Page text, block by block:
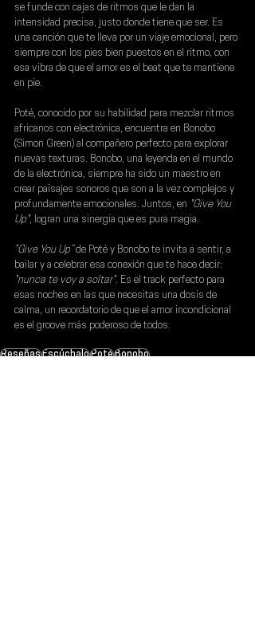
se funde con cajas de ritmos que le dan la
intensidad precisa, justo donde tiene que ser. Es
una canción que te lleva por un viaje emocional, pero
siempre con los pies bien puestos en el ritmo, con
esa vibra de que el amor es el beat que te mantiene
en pie.
Poté, conocido por su habilidad para mezclar ritmos
africanos con electrónica, encuentra en Bonobo
(Simon Green) al compañero perfecto para explorar
nuevas texturas. Bonobo, una leyenda en el mundo
de la electrónica, siempre ha sido un maestro en
crear paisajes sonoros que son a la vez complejos y
profundamente emocionales. Juntos, en "Give You
Up", logran una sinergia que es pura magia.
“Give You Up” de Poté y Bonobo te invita a sentir, a
bailar y a celebrar esa conexión que te hace decir:
"nunca te voy a soltar". Es el track perfecto para
esas noches en las que necesitas una dosis de
calma, un recordatorio de que el amor incondicional
es el groove más poderoso de todos.
ReseñasEscúchaloPotéBonobo